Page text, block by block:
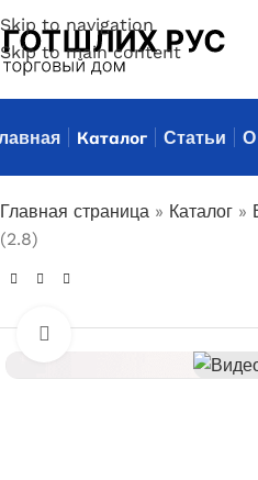
Skip to navigation
Skip to main content
Каталог Статьи О
Главная страница » Каталог »
(2.8)
Увеличить